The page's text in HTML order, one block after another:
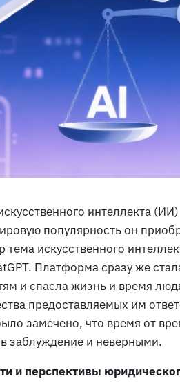
интеллекта
популярность он
тема искусственного
Платформа сразу же
и спасла жизнь и время
предоставляемых им
замечено, что время от
заблуждение и неверными.
и перспективы